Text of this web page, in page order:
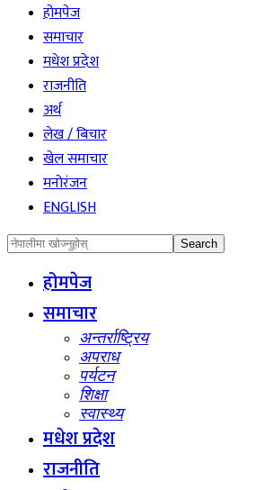
होमपेज
समाचार
मधेश प्रदेश
राजनीति
अर्थ
लेख / बिचार
खेल समाचार
मनोरंजन
ENGLISH
होमपेज
समाचार
अन्तर्राष्ट्रिय
अपराध
पर्यटन
शिक्षा
स्वास्थ्य
मधेश प्रदेश
राजनीति